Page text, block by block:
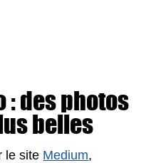
: des photos
belles
le site Medium,